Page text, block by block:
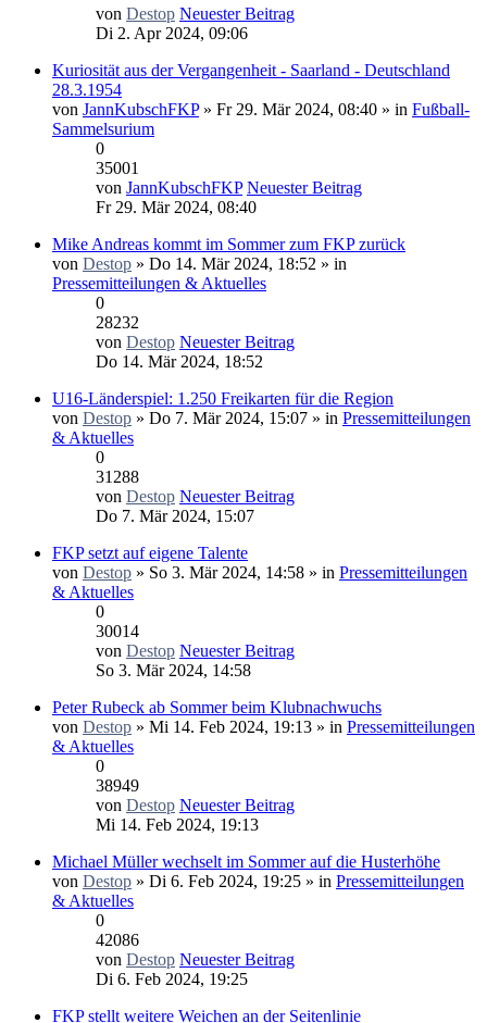
von Destop Neuester Beitrag
Di 2. Apr 2024, 09:06
Kuriosität aus der Vergangenheit - Saarland - Deutschland
28.3.1954
von JannKubschFKP» Fr 29. Mär 2024, 08:40 » in Fußball-
Sammelsurium
0
35001
von JannKubschFKP Neuester Beitrag
Fr 29. Mär 2024, 08:40
Mike Andreas kommt im Sommer zum FKP zurück
von Destop » Do 14. Mär 2024, 18:52 » in
Pressemitteilungen & Aktuelles
0
28232
von Destop Neuester Beitrag
Do 14. Mär 2024, 18:52
U16-Länderspiel: 1.250 Freikarten für die Region
von Destop » Do 7. Mär 2024, 15:07 » in Pressemitteilungen
& Aktuelles
0
31288
von Destop Neuester Beitrag
Do 7. Mär 2024, 15:07
FKP setzt auf eigene Talente
von Destop » So 3. Mär 2024, 14:58 » in Pressemitteilungen
& Aktuelles
0
30014
von Destop Neuester Beitrag
So 3. Mär 2024, 14:58
Peter Rubeck ab Sommer beim Klubnachwuchs
von Destop » Mi 14. Feb 2024, 19:13 » in Pressemitteilungen
& Aktuelles
0
38949
von Destop Neuester Beitrag
Mi 14. Feb 2024, 19:13
Michael Müller wechselt im Sommer auf die Husterhöhe
von Destop » Di 6. Feb 2024, 19:25 » in Pressemitteilungen
& Aktuelles
0
42086
von Destop Neuester Beitrag
Di 6. Feb 2024, 19:25
FKP stellt weitere Weichen an der Seitenlinie